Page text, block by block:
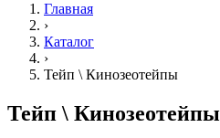
Главная
›
Каталог
›
Тейп \ Кинозеотейпы
Тейп \ Кинозеотейпы